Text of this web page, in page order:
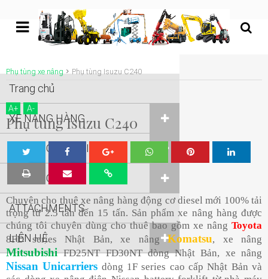
Phụ tùng xe nâng Phụ tùng Isuzu C240
A+ A-
Phụ tùng Isuzu C240
eet
Sha
re
Sha
re
re
re
Chuyên cho thuê xe nâng hàng động cơ diesel mới 100% tải
trọng từ 2.5 tấn đến 15 tấn. Sản phẩm xe nâng hàng được
chúng tôi chuyên dùng cho thuê bao gồm xe nâng Toyota
8FD series Nhật Bản, xe nângKomatsu, xe nâng
Mitsubishi FD25NT FD30NT dòng Nhật Bản, xe nâng
Nissan Unicarriers dòng 1F series cao cấp Nhật Bản và
undefined
Trang chủ
XE NÂNG HÀNG
XE NÂNG NGƯỜI
XE NÂNG KHÁC
ATTACHMENTS
LIÊN HỆ